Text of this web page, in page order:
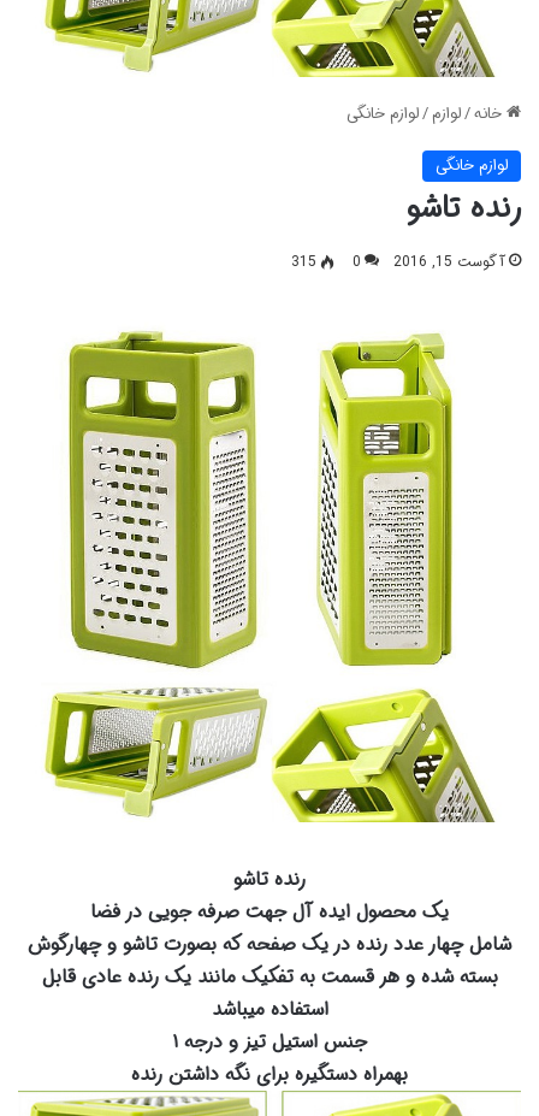
خانه/لوازم/لوازم خانگی
لوازم خانگی
رنده تاشو
آگوست 15, 2016 0
315
رنده تاشو
یک محصول ایده آل جهت صرفه جویی در فضا
شامل چهار عدد رنده در یک صفحه که بصورت تاشو و چهارگوش
بسته شده و هر قسمت به تفکیک مانند یک رنده عادی قابل
استفاده میباشد
جنس استیل تیز و درجه ۱
بهمراه دستگیره برای نگه داشتن رنده